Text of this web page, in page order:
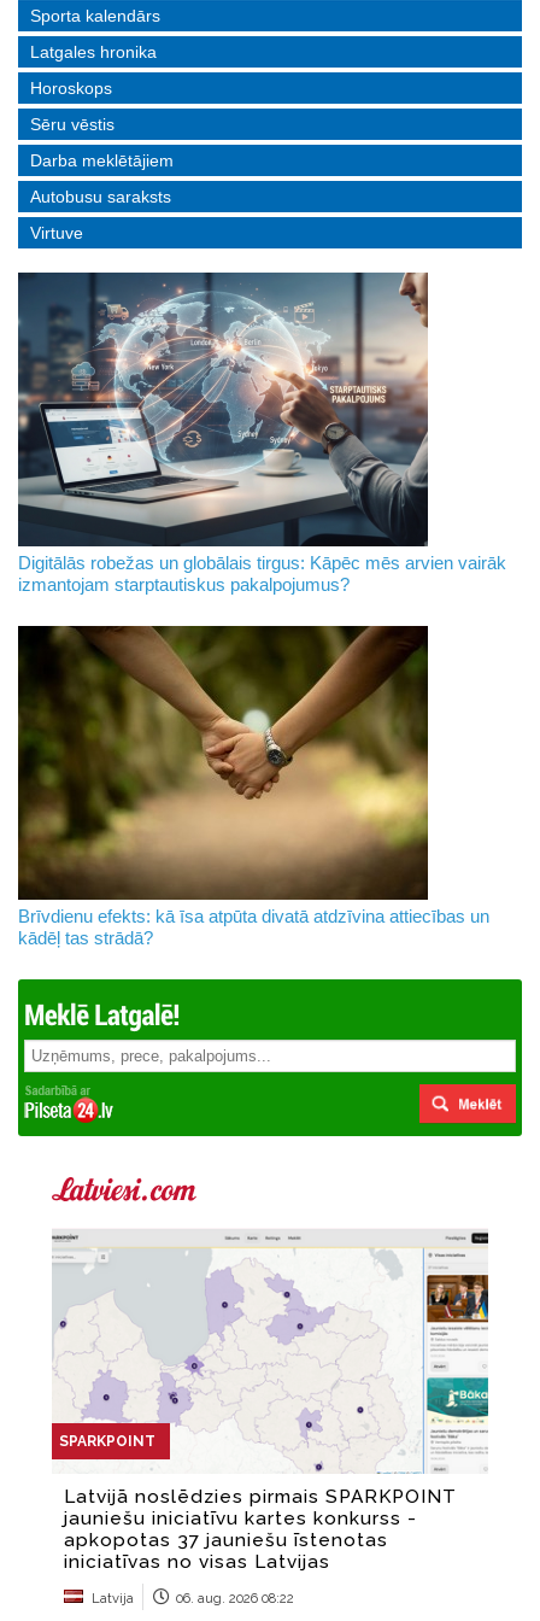
Sporta kalendārs
Latgales hronika
Horoskops
Sēru vēstis
Darba meklētājiem
Autobusu saraksts
Virtuve
Digitālās robežas un globālais tirgus: Kāpēc mēs arvien vairāk
izmantojam starptautiskus pakalpojumus?
Brīvdienu efekts: kā īsa atpūta divatā atdzīvina attiecības un
kādēļ tas strādā?